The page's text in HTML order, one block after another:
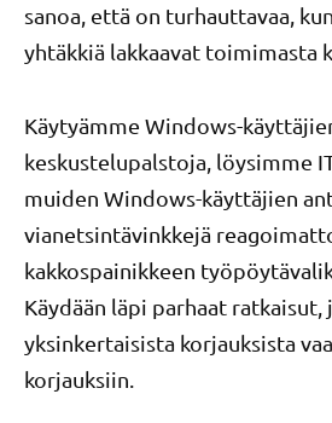
sanoa, että on turhauttavaa,
yhtäkkiä lakkaavat toimimasta
Käytyämme Windows-
keskustelupalstoja, löysimme
muiden Windows-käyttäjien
vianetsintävinkkejä
kakkospainikkeen
Käydään läpi parhaat
yksinkertaisista korjauksista
korjauksiin.